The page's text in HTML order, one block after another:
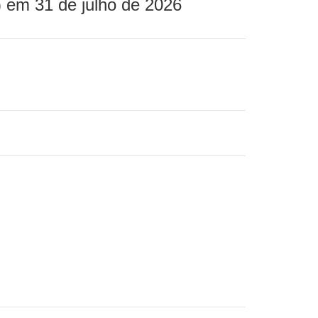
31 de julho de 2026